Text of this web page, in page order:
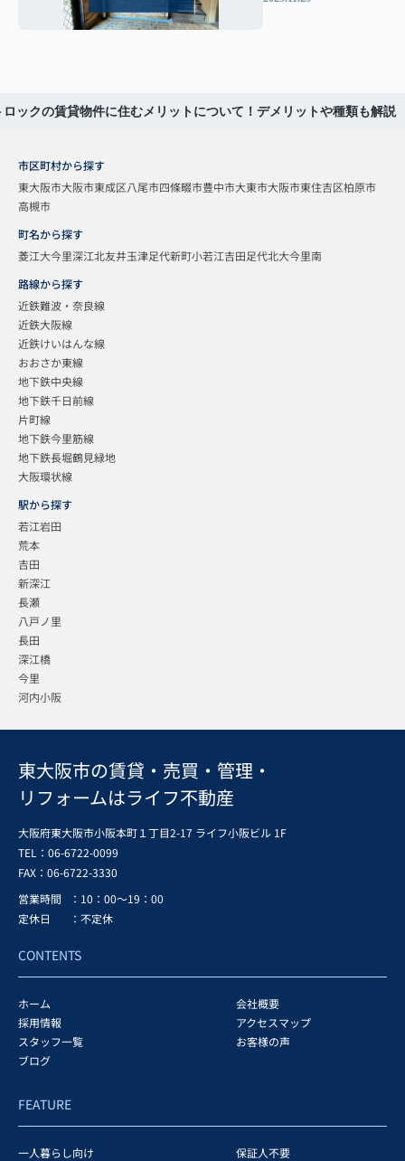
ロックの賃貸物件に住むメリットについて！デメリットや種類も解説
市区町村から探す
東大阪市大阪市東成区八尾市四條畷市豊中市大東市大阪市東住吉区柏原市
高槻市
町名から探す
菱江大今里深江北友井玉津足代新町小若江吉田足代北大今里南
路線から探す
近鉄難波・奈良線
近鉄大阪線
近鉄けいはんな線
おおさか東線
地下鉄中央線
地下鉄千日前線
片町線
地下鉄今里筋線
地下鉄長堀鶴見緑地
大阪環状線
駅から探す
若江岩田
荒本
吉田
新深江
長瀬
八戸ノ里
長田
深江橋
今里
河内小阪
東大阪市の賃貸・売買・管理・
リフォームはライフ不動産
大阪府東大阪市小阪本町１丁目2-17 ライフ小阪ビル 1F
TEL：06-6722-0099
FAX： 06-6722-3330
営業時間
：10：00～19：00
定休日
：不定休
CONTENTS
ホーム
会社概要
採用情報
アクセスマップ
スタッフ一覧
お客様の声
ブログ
FEATURE
一人暮らし向け 保証人不要